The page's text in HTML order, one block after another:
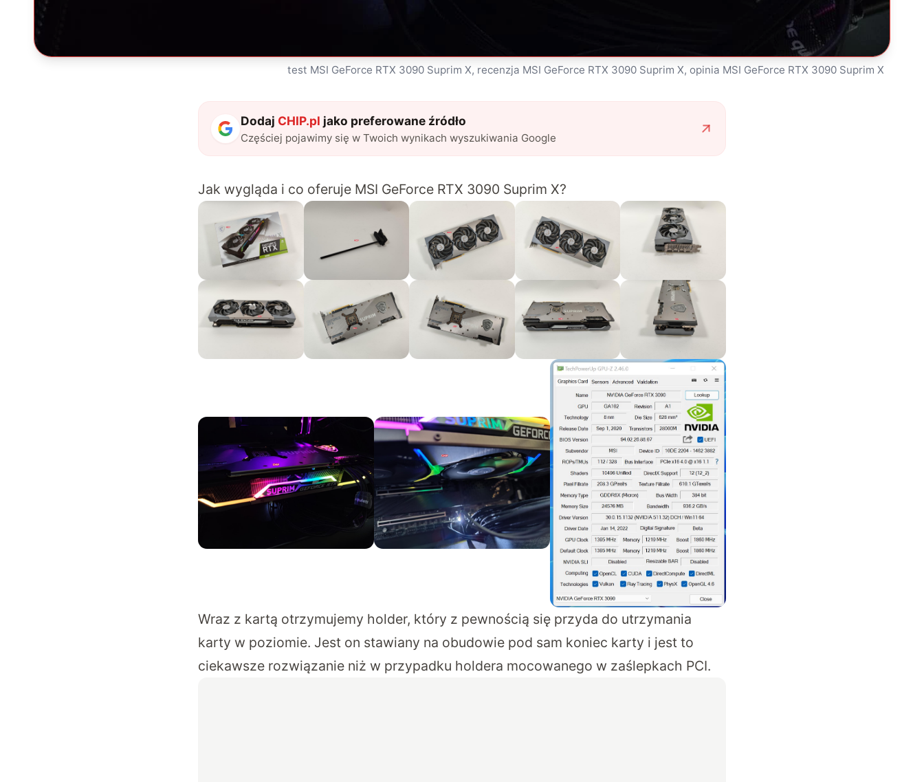
test MSI GeForce RTX 3090 Suprim X, recenzja MSI GeForce RTX 3090 Suprim X, opinia MSI GeForce RTX 3090 Suprim X
Dodaj CHIP.pl jako preferowane źródło
Częściej pojawimy się w Twoich wynikach wyszukiwania Google
Jak wygląda i co oferuje MSI GeForce RTX 3090 Suprim X?
Wraz z kartą otrzymujemy holder, który z pewnością się przyda do utrzymania
karty w poziomie. Jest on stawiany na obudowie pod sam koniec karty i jest to
ciekawsze rozwiązanie niż w przypadku holdera mocowanego w zaślepkach PCI.